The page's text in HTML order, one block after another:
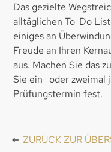
Das gezielte
alltäglichen To-Do
einiges an
Freude an Ihren
aus. Machen Sie das
Sie ein- oder zweimal
Prüfungstermin fest.
ZURÜCK ZUR